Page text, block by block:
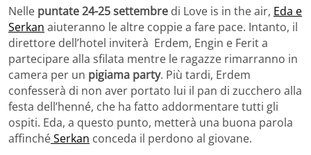
Nelle puntate 24-25 settembre di Love is in the air, Eda e
Serkan aiuteranno le altre coppie a fare pace. Intanto, il
direttore dell’hotel inviterà Erdem, Engin e Ferit a
partecipare alla sfilata mentre le ragazze rimarranno in
camera per un pigiama party. Più tardi, Erdem
confesserà di non aver portato lui il pan di zucchero alla
festa dell’henné, che ha fatto addormentare tutti gli
ospiti. Eda, a questo punto, metterà una buona parola
affinchéSerkan conceda il perdono al giovane.